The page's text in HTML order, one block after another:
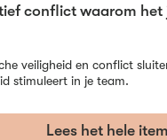
conflict waarom het
veiligheid en conflict
stimuleert in je team.
Lees het hele item